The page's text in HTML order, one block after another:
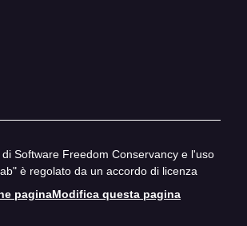
Software Freedom Conservancy e l'uso
è regolato da un accordo di licenza
paginaModifica questa pagina